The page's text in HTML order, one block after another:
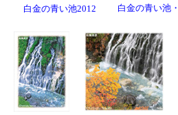
白金の青い池2012 白金の青い池